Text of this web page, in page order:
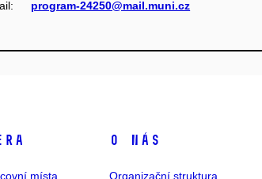
program-24250@mail.muni.cz
místa
O nás
Organizační struktura